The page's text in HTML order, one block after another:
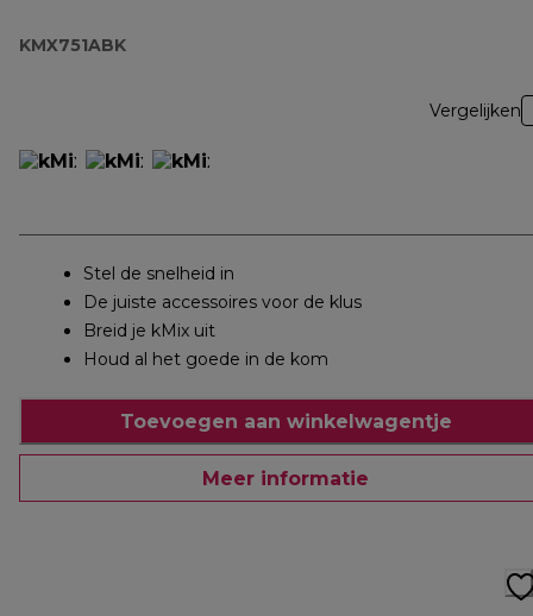
KMX751ABK
Vergelijken
Stel de snelheid in
De juiste accessoires voor de klus
Breid je kMix uit
Houd al het goede in de kom
Toevoegen aan winkelwagentje
Meer informatie